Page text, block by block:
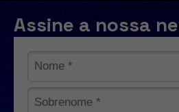
Assine a nossa